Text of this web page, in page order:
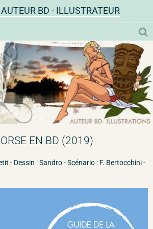
BD - ILLUSTRATEUR
EN BD (2019)
- Dessin : Sandro - Scénario : F. Bertocchini -